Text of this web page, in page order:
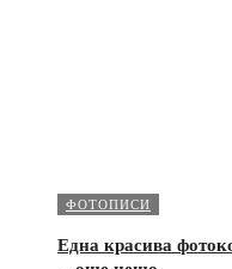
ФОТОПИСИ
Една красива